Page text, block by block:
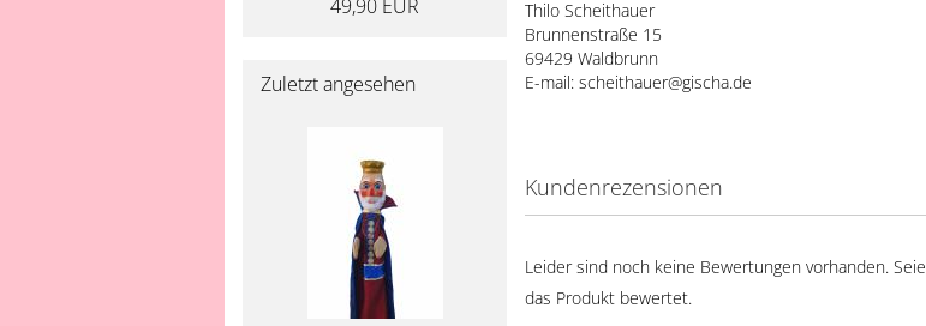
Thilo Scheithauer
Brunnenstraße 15
69429 Waldbrunn
E-mail: scheithauer@gischa.de
Kundenrezensionen
Leider sind noch keine Bewertungen vorhanden.
das Produkt bewertet.
49,90 EUR
Zuletzt angesehen